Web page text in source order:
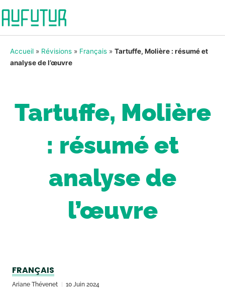
Accueil » Révisions » Français » Tartuffe, Molière : résumé et
analyse de l’œuvre
Tartuffe, Molière
: résumé et
analyse de
l’œuvre
FRANÇAIS
Ariane Thévenet 10 Juin 2024